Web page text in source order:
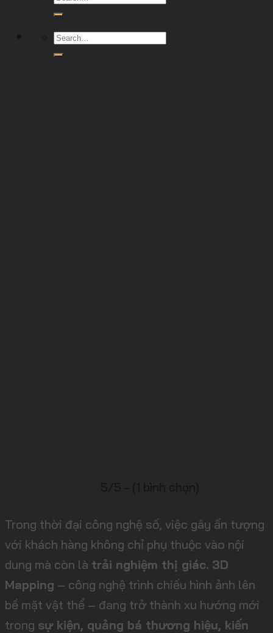
Trong thời đại công nghệ số, việc gây ấn tượng
với khách hàng không chỉ phụ thuộc vào nội
dung mà còn là trải nghiệm thị giác. 3D
Mapping – công nghệ trình chiếu hình ảnh lên
bề mặt vật thể – đang trở thành xu hướng mới
trong sự kiện, quảng bá thương hiệu, kiến